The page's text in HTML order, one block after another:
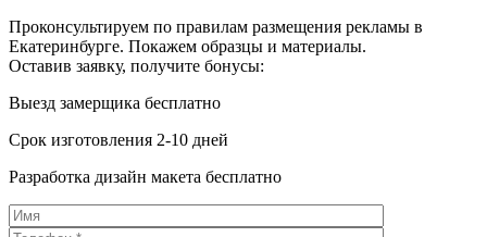
Проконсультируем по правилам размещения рекламы в
Екатеринбурге. Покажем образцы и материалы.
Оставив заявку, получите бонусы:
Выезд замерщика бесплатно
Срок изготовления 2-10 дней
Разработка дизайн макета бесплатно